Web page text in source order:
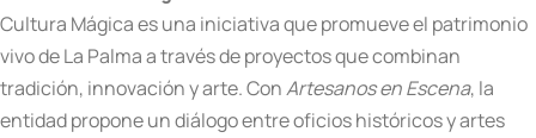
Cultura Mágica es una iniciativa que promueve el patrimonio
vivo de La Palma a través de proyectos que combinan
tradición, innovación y arte. ConArtesanos en Escena, la
entidad propone un diálogo entre oficios históricos y artes